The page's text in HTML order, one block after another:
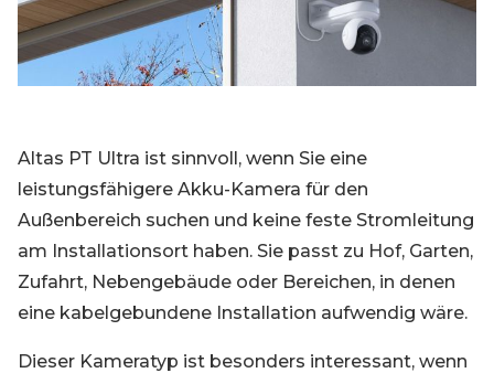
Altas PT Ultra ist sinnvoll, wenn Sie eine
leistungsfähigere Akku-Kamera für den
Außenbereich suchen und keine feste Stromleitung
am Installationsort haben. Sie passt zu Hof, Garten,
Zufahrt, Nebengebäude oder Bereichen, in denen
eine kabelgebundene Installation aufwendig wäre.
Dieser Kameratyp ist besonders interessant, wenn